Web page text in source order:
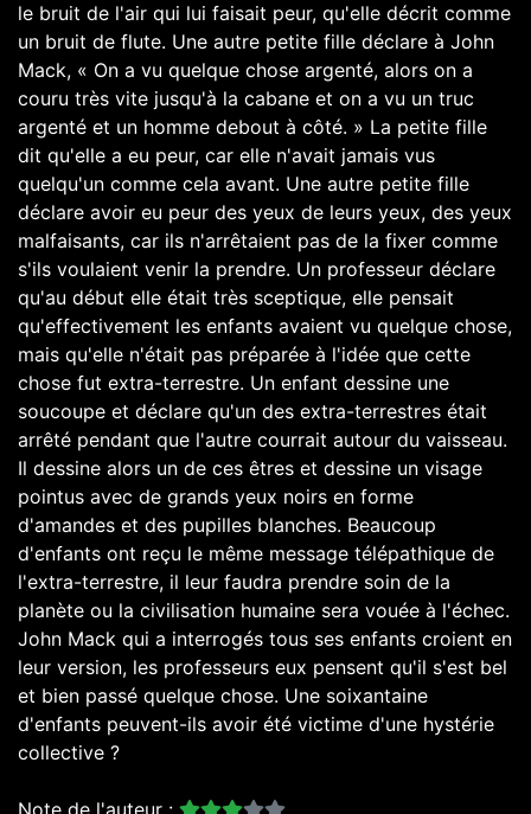
le bruit de l'air qui lui faisait peur, qu'elle décrit comme
un bruit de flute. Une autre petite fille déclare à John
Mack, « On a vu quelque chose argenté, alors on a
couru très vite jusqu'à la cabane et on a vu un truc
argenté et un homme debout à côté. » La petite fille
dit qu'elle a eu peur, car elle n'avait jamais vus
quelqu'un comme cela avant. Une autre petite fille
déclare avoir eu peur des yeux de leurs yeux, des yeux
malfaisants, car ils n'arrêtaient pas de la fixer comme
s'ils voulaient venir la prendre. Un professeur déclare
qu'au début elle était très sceptique, elle pensait
qu'effectivement les enfants avaient vu quelque chose,
mais qu'elle n'était pas préparée à l'idée que cette
chose fut extra-terrestre. Un enfant dessine une
soucoupe et déclare qu'un des extra-terrestres était
arrêté pendant que l'autre courrait autour du vaisseau.
Il dessine alors un de ces êtres et dessine un visage
pointus avec de grands yeux noirs en forme
d'amandes et des pupilles blanches. Beaucoup
d'enfants ont reçu le même message télépathique de
l'extra-terrestre, il leur faudra prendre soin de la
planète ou la civilisation humaine sera vouée à l'échec.
John Mack qui a interrogés tous ses enfants croient en
leur version, les professeurs eux pensent qu'il s'est bel
et bien passé quelque chose. Une soixantaine
d'enfants peuvent-ils avoir été victime d'une hystérie
collective ?